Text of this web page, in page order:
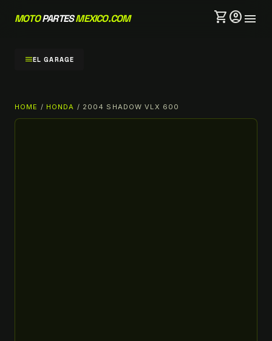
MOTOPARTESMEXICO.COM shopping_cartaccount_circlemenu
menuEL GARAGE
HOME / HONDA / 2004 SHADOW VLX 600